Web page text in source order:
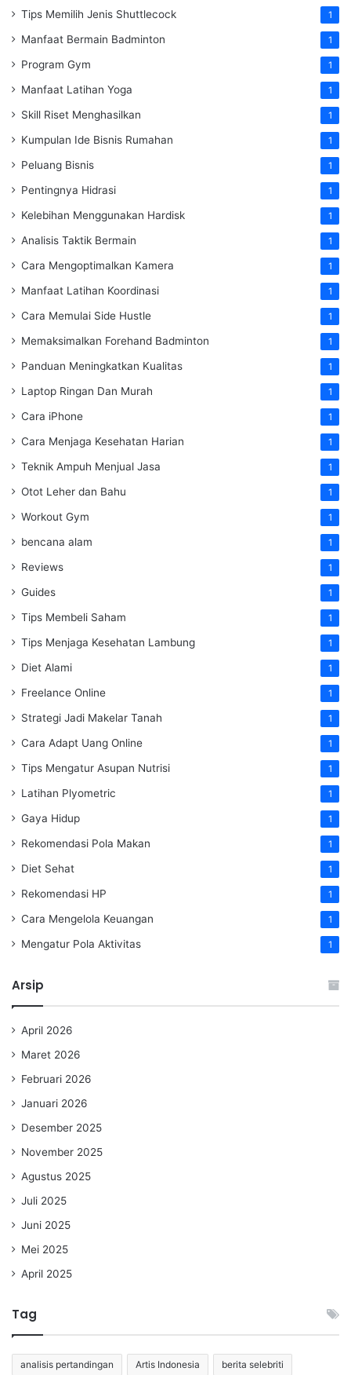
Tips Memilih Jenis Shuttlecock 1
Manfaat Bermain Badminton 1
Program Gym 1
Manfaat Latihan Yoga 1
Skill Riset Menghasilkan 1
Kumpulan Ide Bisnis Rumahan 1
Peluang Bisnis 1
Pentingnya Hidrasi 1
Kelebihan Menggunakan Hardisk 1
Analisis Taktik Bermain 1
Cara Mengoptimalkan Kamera 1
Manfaat Latihan Koordinasi 1
Cara Memulai Side Hustle 1
Memaksimalkan Forehand Badminton 1
Panduan Meningkatkan Kualitas 1
Laptop Ringan Dan Murah 1
Cara iPhone 1
Cara Menjaga Kesehatan Harian 1
Teknik Ampuh Menjual Jasa 1
Otot Leher dan Bahu 1
Workout Gym 1
bencana alam 1
Reviews 1
Guides 1
Tips Membeli Saham 1
Tips Menjaga Kesehatan Lambung 1
Diet Alami 1
Freelance Online 1
Strategi Jadi Makelar Tanah 1
Cara Adapt Uang Online 1
Tips Mengatur Asupan Nutrisi 1
Latihan Plyometric 1
Gaya Hidup 1
Rekomendasi Pola Makan 1
Diet Sehat 1
Rekomendasi HP 1
Cara Mengelola Keuangan 1
Mengatur Pola Aktivitas 1
Arsip
April 2026
Maret 2026
Februari 2026
Januari 2026
Desember 2025
November 2025
Agustus 2025
Juli 2025
Juni 2025
Mei 2025
April 2025
Tag
analisis pertandingan Artis Indonesia berita selebriti